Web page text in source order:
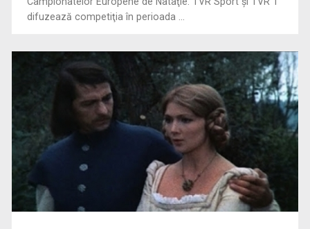
Visuri, ambiții și iubiri în serialul italian „Inimi”, din nou la TVR
difuzează competiţia în perioada ...